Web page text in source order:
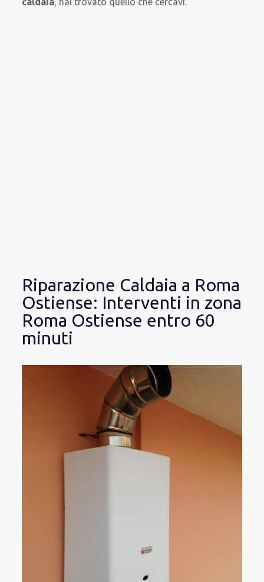
Riparazione Caldaia a Roma
Ostiense: Interventi in zona
Roma Ostiense entro 60
minuti